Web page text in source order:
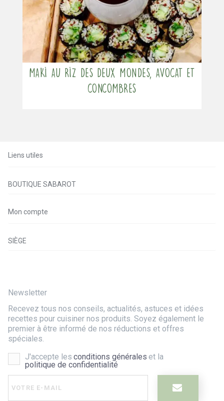
Maki au riz des deux mondes, avocat et
concombres
Liens utiles
BOUTIQUE SABAROT
Mon compte
SIÈGE
Newsletter
Recevez tous nos conseils, actualités, astuces et idées
recettes pour cuisiner nos produits. Soyez également le
premier à être informé de nos réductions et offres
spéciales.
J'accepte les conditions générales et la
politique de confidentialité